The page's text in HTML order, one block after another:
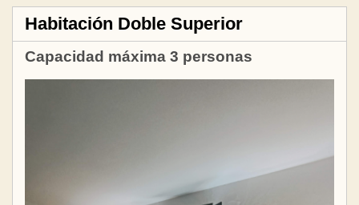
Habitación Doble Superior
Capacidad máxima 3 personas